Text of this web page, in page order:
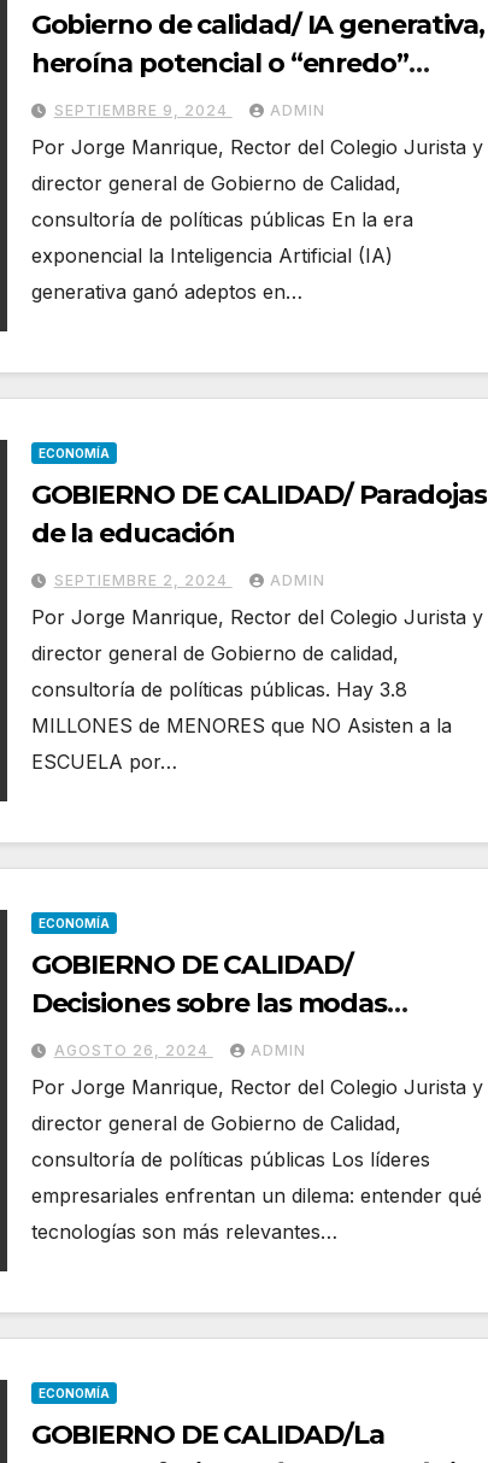
Gobierno de calidad/ IA generativa,
heroína potencial o “enredo”
gubernamental
SEPTIEMBRE 9, 2024 ADMIN
Por Jorge Manrique, Rector del Colegio Jurista y
director general de Gobierno de Calidad,
consultoría de políticas públicas En la era
exponencial la Inteligencia Artificial (IA)
generativa ganó adeptos en…
ECONOMÍA
GOBIERNO DE CALIDAD/ Paradojas
de la educación
SEPTIEMBRE 2, 2024 ADMIN
Por Jorge Manrique, Rector del Colegio Jurista y
director general de Gobierno de calidad,
consultoría de políticas públicas. Hay 3.8
MILLONES de MENORES que NO Asisten a la
ESCUELA por…
ECONOMÍA
GOBIERNO DE CALIDAD/
Decisiones sobre las modas
tecnológicas
AGOSTO 26, 2024 ADMIN
Por Jorge Manrique, Rector del Colegio Jurista y
director general de Gobierno de Calidad,
consultoría de políticas públicas Los líderes
empresariales enfrentan un dilema: entender qué
tecnologías son más relevantes…
ECONOMÍA
GOBIERNO DE CALIDAD/La